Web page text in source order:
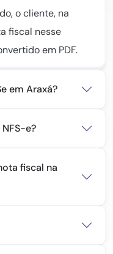
o cliente, na
fiscal nesse
em PDF.
em Araxá?
e?
fiscal na